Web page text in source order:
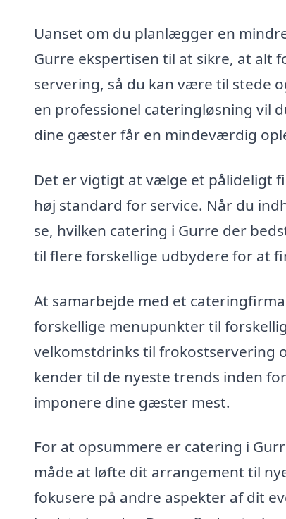
Uanset om du planlægger en
Gurre ekspertisen til at sikre, at alt
servering, så du kan være til stede
en professionel cateringløsning vil
dine gæster får en mindeværdig
Det er vigtigt at vælge et pålideligt
høj standard for service. Når du
se, hvilken catering i Gurre der
til flere forskellige udbydere for at
At samarbejde med et
forskellige menupunkter til
velkomstdrinks til frokostservering
kender til de nyeste trends inden
imponere dine gæster mest.
For at opsummere er catering i
måde at løfte dit arrangement til
fokusere på andre aspekter af dit